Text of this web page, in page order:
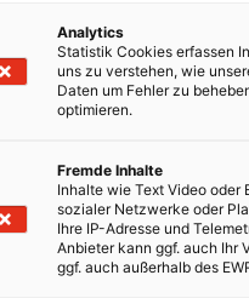
Analytics
Statistik Cookies erfassen
uns zu verstehen, wie
Daten um Fehler zu
optimieren.
Fremde Inhalte
Inhalte wie Text Video oder
sozialer Netzwerke oder
Ihre IP-Adresse und
Anbieter kann ggf. auch Ihr
ggf. auch außerhalb des